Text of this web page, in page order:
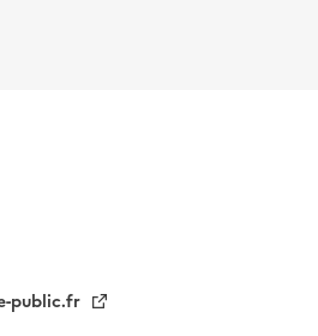
public.fr